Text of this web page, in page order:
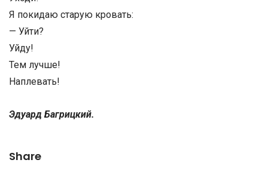
Я покидаю старую кровать:
— Уйти?
Уйду!
Тем лучше!
Наплевать!
Эдуард Багрицкий.
Share